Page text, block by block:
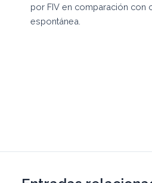
por FIV en comparación con
espontánea.